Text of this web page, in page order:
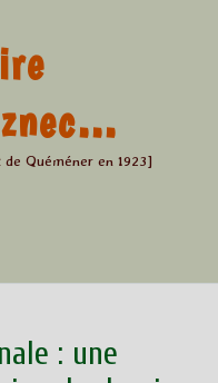
Quéméner en 1923]
: une